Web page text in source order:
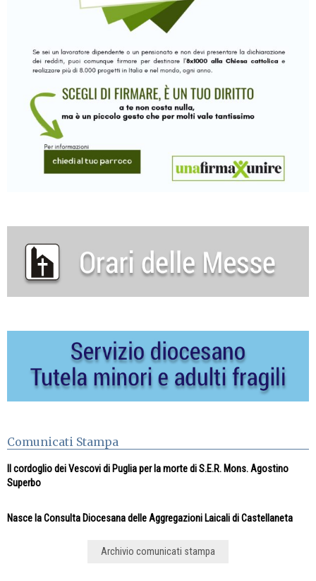
Comunicati Stampa
Il cordoglio dei Vescovi di Puglia per la morte di S.E.R. Mons. Agostino
Superbo
Nasce la Consulta Diocesana delle Aggregazioni Laicali di Castellaneta
Archivio comunicati stampa